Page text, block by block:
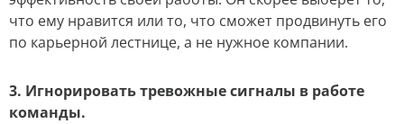
что ему нравится или то, что сможет продвинуть его
по карьерной лестнице, а не нужное компании.
3. Игнорировать тревожные сигналы в работе
команды.